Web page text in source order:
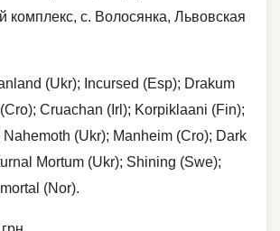
комплекс, с. Волосянка, Львовская
(Ukr); Incursed (Esp); Drakum
Cruachan (Irl); Korpiklaani (Fin);
(Ukr); Manheim (Cro); Dark
Mortum (Ukr); Shining (Swe);
(Nor).